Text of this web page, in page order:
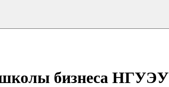
бизнеса НГУЭУ